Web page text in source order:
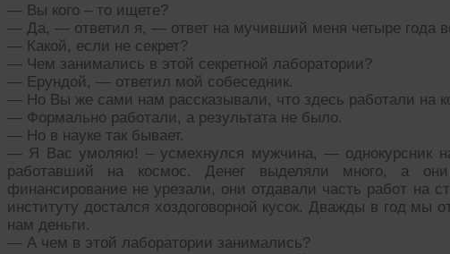
— Вы кого – то ищете?
— Да, — ответил я, — ответ на мучивший меня четыре года
— Какой, если не секрет?
— Чем занимались в этой секретной лаборатории?
— Ерундой, — ответил мой собеседник.
— Но Вы же сами нам рассказывали, что здесь работали на
— Формально работали, а результата не было.
— Но в науке так бывает.
— Я Вас умоляю! – усмехнулся мужчина, — однокурсник
работавший на космос. Денег выделяли много, а
финансирование не урезали, они отдавали часть работ на
институту достался хоздоговорной кусок. Дважды в год мы
нам деньги.
— А чем в этой лаборатории занимались?